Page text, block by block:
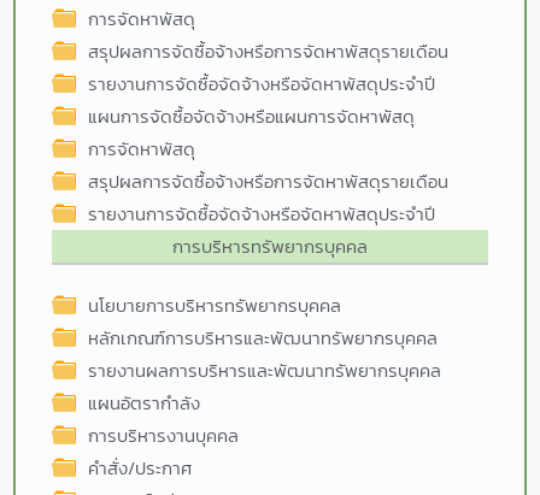
การจัดหาพัสดุ
สรุปผลการจัดซื้อจ้างหรือการจัดหาพัสดุรายเดือน
รายงานการจัดซื้อจัดจ้างหรือจัดหาพัสดุประจำปี
แผนการจัดซื้อจัดจ้างหรือแผนการจัดหาพัสดุ
การจัดหาพัสดุ
สรุปผลการจัดซื้อจ้างหรือการจัดหาพัสดุรายเดือน
รายงานการจัดซื้อจัดจ้างหรือจัดหาพัสดุประจำปี
การบริหารทรัพยากรบุคคล
นโยบายการบริหารทรัพยากรบุคคล
หลักเกณฑ์การบริหารและพัฒนาทรัพยากรบุคคล
รายงานผลการบริหารและพัฒนาทรัพยากรบุคคล
แผนอัตรากำลัง
การบริหารงานบุคคล
คำสั่ง/ประกาศ